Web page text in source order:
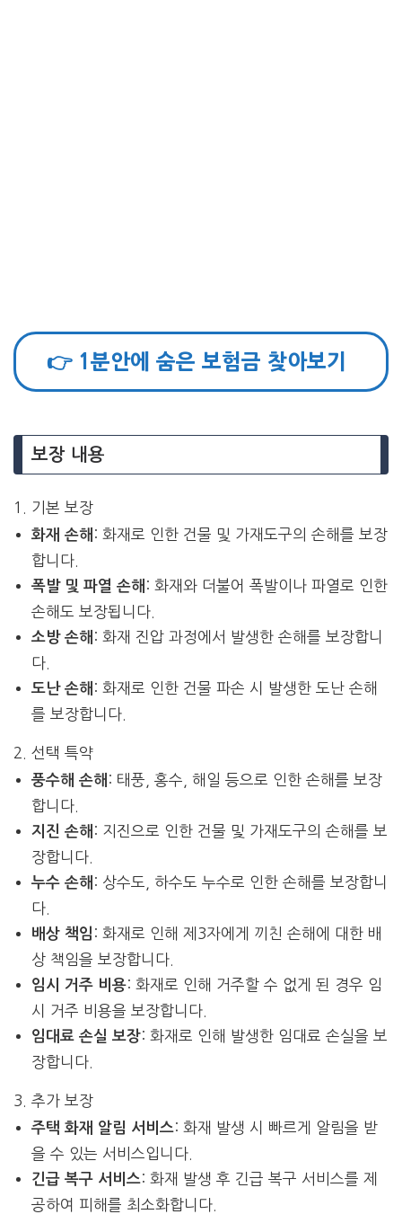
👉 1분안에 숨은 보험금 찾아보기
보장 내용
1. 기본 보장
화재 손해 : 화재로 인한 건물 및 가재도구의 손해를 보장
합니다.
폭발 및 파열 손해 : 화재와 더불어 폭발이나 파열로 인한
손해도 보장됩니다.
소방 손해 : 화재 진압 과정에서 발생한 손해를 보장합니
다.
도난 손해 : 화재로 인한 건물 파손 시 발생한 도난 손해
를 보장합니다.
2. 선택 특약
풍수해 손해 : 태풍, 홍수, 해일 등으로 인한 손해를 보장
합니다.
지진 손해 : 지진으로 인한 건물 및 가재도구의 손해를 보
장합니다.
누수 손해 : 상수도, 하수도 누수로 인한 손해를 보장합니
다.
배상 책임 : 화재로 인해 제3자에게 끼친 손해에 대한 배
상 책임을 보장합니다.
임시 거주 비용: 화재로 인해 거주할 수 없게 된 경우 임
시 거주 비용을 보장합니다.
임대료 손실 보장: 화재로 인해 발생한 임대료 손실을 보
장합니다.
3. 추가 보장
주택 화재 알림 서비스: 화재 발생 시 빠르게 알림을 받
을 수 있는 서비스입니다.
긴급 복구 서비스: 화재 발생 후 긴급 복구 서비스를 제
공하여 피해를 최소화합니다.